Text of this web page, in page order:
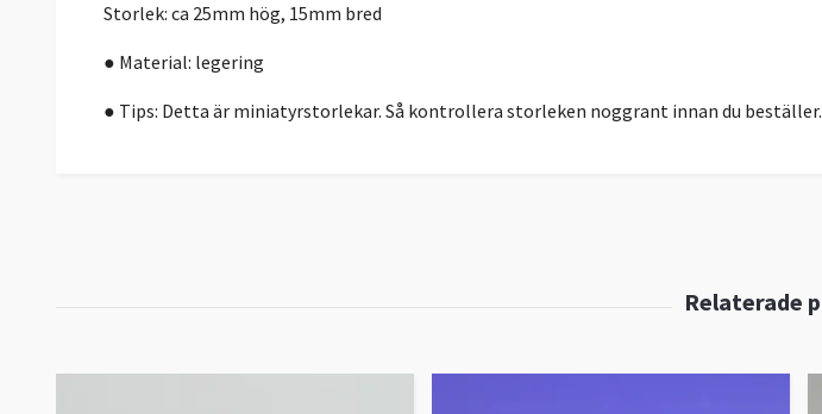
Storlek: ca 25mm hög, 15mm bred
● Material: legering
● Tips: Detta är miniatyrstorlekar. Så kontrollera storleken noggrant innan du beställer.